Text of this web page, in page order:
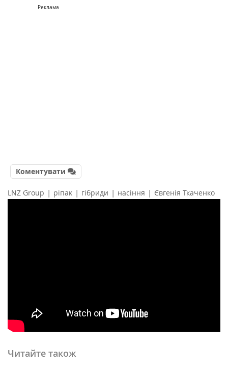
Реклама
Коментувати
LNZ Group | ріпак | гібриди | насіння | Євгенія Ткаченко
Читайте також